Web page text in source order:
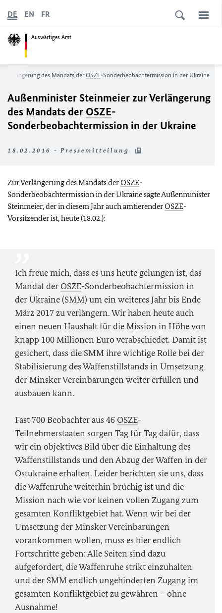
Auswärtiges Amt
DE EN FR
Verlängerung des Mandats der OSZE-Sonderbeobachtermission in der Ukraine
Außenminister Steinmeier zur Verlängerung
des Mandats der OSZE-
Sonderbeobachtermission in der Ukraine
18.02.2016 - Pressemitteilung
Zur Verlängerung des Mandats derOSZE-
Sonderbeobachtermission in der Ukraine sagte Außenminister
Steinmeier, der in diesem Jahr auch amtierenderOSZE-
Vorsitzender ist, heute (18.02.):
Ich freue mich, dass es uns heute gelungen ist, das
Mandat der OSZE-Sonderbeobachtermission in
der Ukraine (SMM) um ein weiteres Jahr bis Ende
März 2017 zu verlängern. Wir haben heute auch
einen neuen Haushalt für die Mission in Höhe von
knapp 100 Millionen Euro verabschiedet. Damit ist
gesichert, dass die SMM ihre wichtige Rolle bei der
Stabilisierung des Waffenstillstands in Umsetzung
der Minsker Vereinbarungen weiter erfüllen und
ausbauen kann.
Fast 700 Beobachter aus 46 OSZE-
Teilnehmerstaaten sorgen Tag für Tag dafür, dass
wir ein objektives Bild über die Einhaltung des
Waffenstillstands und den Abzug der Waffen in der
Ostukraine erhalten. Leider berichten sie uns, dass
die Waffenruhe weiterhin brüchig ist und die
Mission nach wie vor keinen vollen Zugang zum
gesamten Konfliktgebiet hat. Wenn wir bei der
Umsetzung der Minsker Vereinbarungen
vorankommen wollen, muss es hier endlich
Fortschritte geben: Alle Seiten sind dazu
aufgefordert, die Waffenruhe strikt einzuhalten
und der SMM endlich ungehinderten Zugang im
gesamten Konfliktgebiet zu gewähren – ohne
Ausnahme!